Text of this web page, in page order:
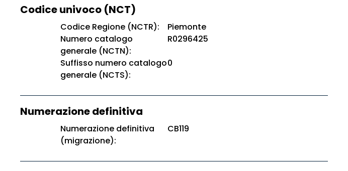
Codice univoco (NCT)
Codice Regione (NCTR):
Piemonte
Numero catalogo
generale (NCTN):
R0296425
Suffisso numero catalogo
generale (NCTS):
0
Numerazione definitiva
Numerazione definitiva
(migrazione):
CB119